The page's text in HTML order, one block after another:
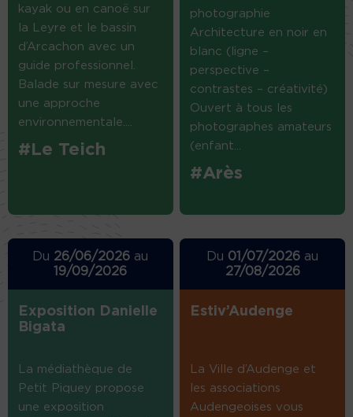
kayak ou en canoë sur
la Leyre et le bassin
d’Arcachon avec un
guide professionnel.
Balade sur mesure avec
une approche
environnementale....
#Le Teich
photographie
Architecture en noir en
blanc (ligne –
perspective –
contrastes – créativité)
Ouvert à tous les
photographes amateurs
(enfant...
#Arès
Du 26/06/2026 au
19/09/2026
Exposition Danielle
Bigata
La médiathèque de
Petit Piquey propose
une exposition
Du 01/07/2026 au
27/08/2026
Estiv’Audenge
La Ville d’Audenge et
les associations
Audengeoises vous